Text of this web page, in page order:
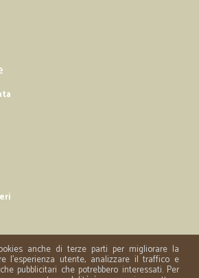
anche di terze parti per migliorare la
l'esperienza utente, analizzare il traffico e
pubblicitari che potrebbero interessati. Per